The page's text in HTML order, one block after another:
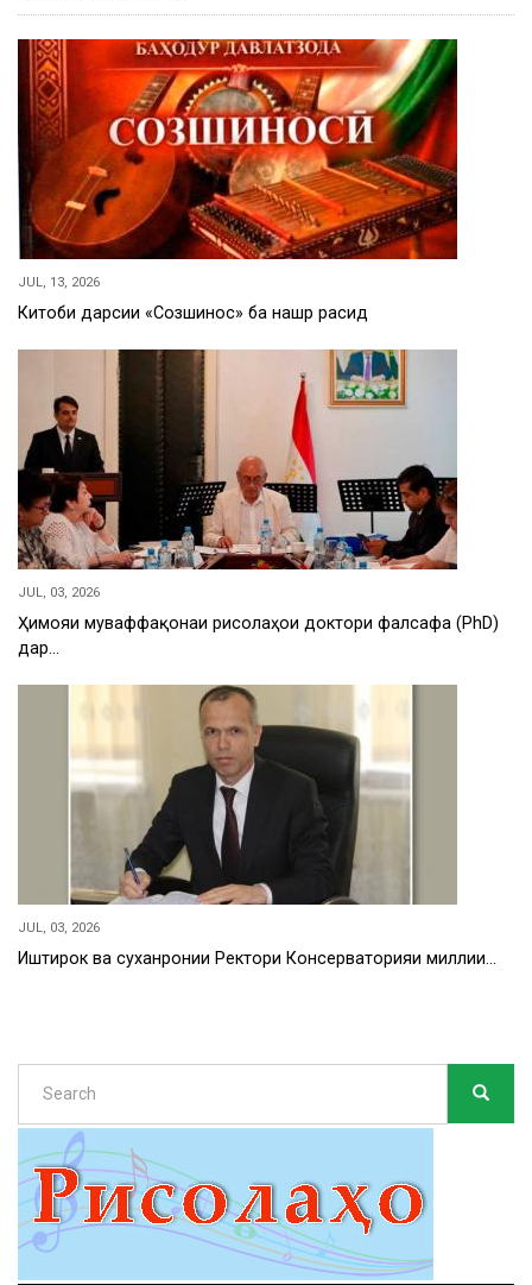
JUL, 13, 2026
Китоби дарсии «Созшиносӣ» ба нашр расид
JUL, 03, 2026
Ҳимояи муваффақонаи рисолаҳои доктори фалсафа (PhD)
дар…
JUL, 03, 2026
Иштирок ва суханронии Ректори Консерваторияи миллии…
Search